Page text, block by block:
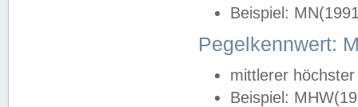
Beispiel:
Pegelkennwert:
mittlerer
Beispiel: